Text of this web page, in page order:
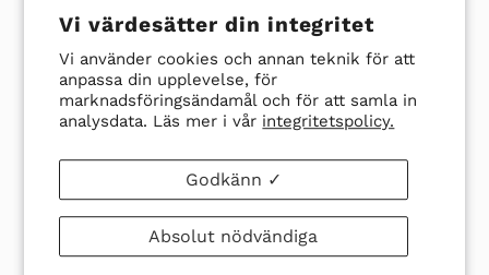
Vi värdesätter din integritet
Vi använder cookies och annan teknik för att
anpassa din upplevelse, för
marknadsföringsändamål och för att samla in
analysdata. Läs mer i vår integritetspolicy.
Godkänn ✓
Absolut nödvändiga
DELA
FACEBOOK
TWITTRA
PÅ
TWITTER
SPARA